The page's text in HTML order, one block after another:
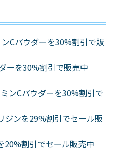
Cパウダーを30%割引で販
ーを30%割引で販売中
ンCパウダーを30%割引で
ンを29%割引でセール販
割引でセール販売中